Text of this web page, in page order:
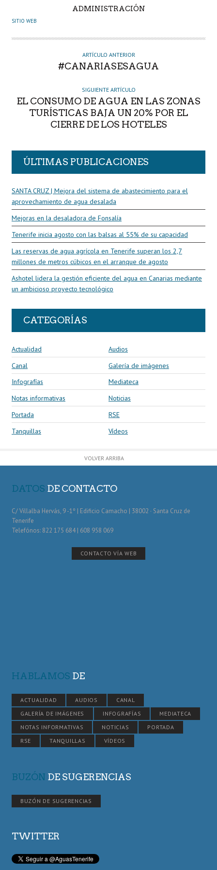
U
O
ADMINISTRACIÓN
SITIO WEB
ARTÍCULO ANTERIOR
#CANARIASESAGUA
SIGUIENTE ARTÍCULO
EL CONSUMO DE AGUA EN LAS ZONAS
TURÍSTICAS BAJA UN 20% POR EL
CIERRE DE LOS HOTELES
ÚLTIMAS PUBLICACIONES
SANTA CRUZ | Mejora del sistema de abastecimiento para el
aprovechamiento de agua desalada
Mejoras en la desaladora de Fonsalía
Tenerife inicia agosto con las balsas al 55% de su capacidad
Las reservas de agua agrícola en Tenerife superan los 2,7
millones de metros cúbicos en el arranque de agosto
Ashotel lidera la gestión eficiente del agua en Canarias mediante
un ambicioso proyecto tecnológico
CATEGORÍAS
Actualidad
Audios
Canal
Galería de imágenes
Infografías
Mediateca
Notas informativas
Noticias
Portada
RSE
Tanquillas
Vídeos
VOLVER ARRIBA
DATOS DE CONTACTO
C/ Villalba Hervás, 9 -1º | Edificio Camacho | 38002 · Santa Cruz de
Tenerife
Telefónos: 822 175 684 | 608 958 069
CONTACTO VÍA WEB
HABLAMOS DE
ACTUALIDAD AUDIOS
CANAL
GALERÍA DE IMÁGENES
INFOGRAFÍAS
MEDIATECA
NOTAS INFORMATIVAS
NOTICIAS
PORTADA
RSE
TANQUILLAS VÍDEOS
BUZÓN DE SUGERENCIAS
BUZÓN DE SUGERENCIAS
TWITTER